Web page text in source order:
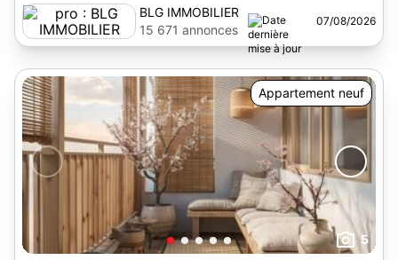
BLG IMMOBILIER
15 671 annonces
07/08/2026
Appartement neuf
5